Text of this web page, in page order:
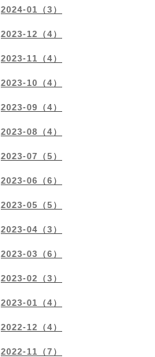
2024-01（3）
2023-12（4）
2023-11（4）
2023-10（4）
2023-09（4）
2023-08（4）
2023-07（5）
2023-06（6）
2023-05（5）
2023-04（3）
2023-03（6）
2023-02（3）
2023-01（4）
2022-12（4）
2022-11（7）